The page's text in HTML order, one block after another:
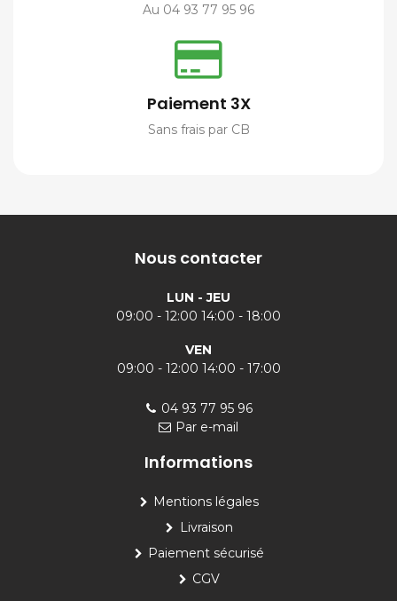
Au 04 93 77 95 96
Paiement 3X
Sans frais par CB
Nous contacter
LUN - JEU
09:00 - 12:00 14:00 - 18:00
VEN
09:00 - 12:00 14:00 - 17:00
04 93 77 95 96
Par e-mail
Informations
Mentions légales
Livraison
Paiement sécurisé
CGV